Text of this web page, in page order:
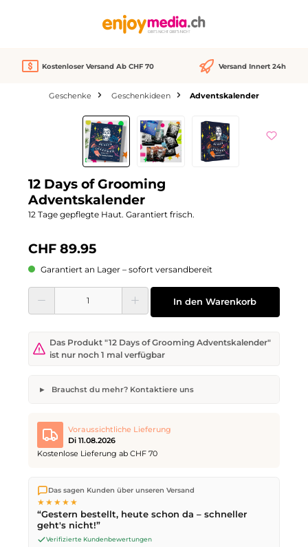
Kostenloser Versand Ab CHF 70 Versand Innert 24h
Geschenke Geschenkideen Adventskalender
Bildergalerie überspringen
12 Days of Grooming
Adventskalender
12 Tage gepflegte Haut. Garantiert frisch.
CHF 89.95
Garantiert an Lager – sofort versandbereit
Produkt Anzahl: Gib den gewünschten Wert ein oder benutze die
In den Warenkorb
Das Produkt "12 Days of Grooming Adventskalender"
ist nur noch 1 mal verfügbar
Brauchst du mehr? Kontaktiere uns
Gewünschte Anzahl
Dein Name E-Mail-Adresse
Anfrage senden
Voraussichtliche Lieferung
Di 11.08.2026
Kostenlose Lieferung ab CHF 70
Wir versenden direkt aus unserem Lager in Kriens. Ab
ist die Lieferung kostenlos. Bestellungen bis
werden noch am selben Tag versendet – Zustellung am
nächsten Werktagmit der Schweizerischen Post.
Das sagen Kunden über unseren Versand
★★★★★
“Gestern bestellt, heute schon da – schneller
geht's nicht!”
Verifizierte Kundenbewertungen